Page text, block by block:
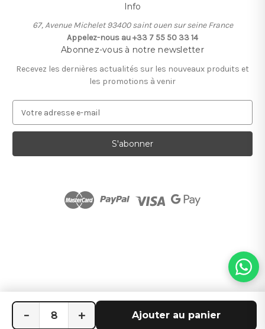
Info
67, Avenue Michelet 93400 saint ouen sur seine France
Appelez-nous au +33 7 55 50 33 14
Abonnez-vous à notre newsletter
Recevez les dernières actualités sur les nouveaux produits et
les promotions à venir
r
s
− + Ajouter au panier